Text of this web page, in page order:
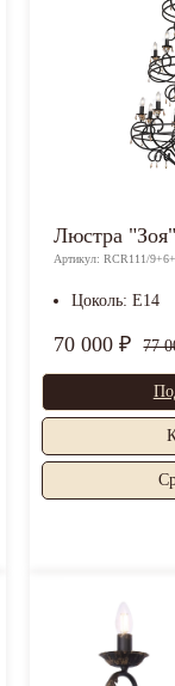
Люстра
Артикул: RCR111/
Цоколь: E14
70 000 ₽ 77